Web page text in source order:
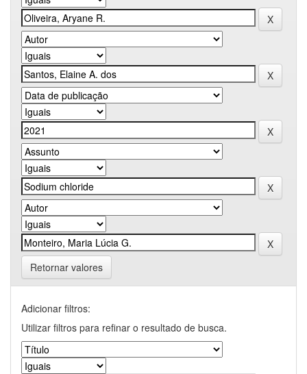
Retornar valores
Adicionar filtros:
Utilizar filtros para refinar o resultado de busca.